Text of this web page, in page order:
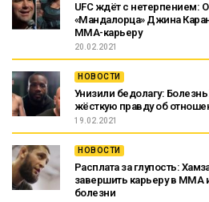
UFC ждёт с нетерпением:
«Мандалорца» Джина
MMA-карьеру
20.02.2021
НОВОСТИ
Унизили бедолагу:
жёсткую правду об
19.02.2021
НОВОСТИ
Расплата за глупость:
завершить карьеру в ММА
болезни